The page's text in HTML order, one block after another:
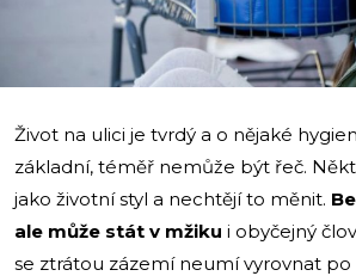
Život na ulici je tvrdý a o nějaké
základní, téměř nemůže být řeč.
jako životní styl a nechtějí to měnit.
ale může stát v mžiku i obyčejný
se ztrátou zázemí neumí vyrovnat